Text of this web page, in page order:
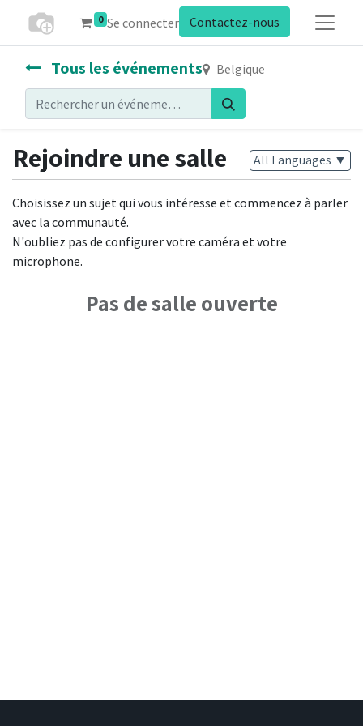
0 Se connecter Contactez-nous
Tous les événements Belgique
Rejoindre une salle All Languages ▼
Choisissez un sujet qui vous intéresse et commencez à parler
avec la communauté.
N'oubliez pas de configurer votre caméra et votre
microphone.
Pas de salle ouverte